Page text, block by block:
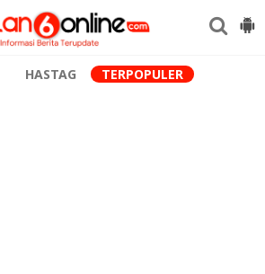
HASTAG TERPOPULER